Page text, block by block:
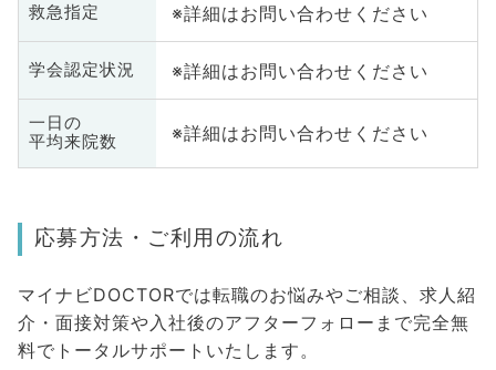
救急指定 ※詳細はお問い合わせください
学会認定状況 ※詳細はお問い合わせください
一日の
平均来院数
※詳細はお問い合わせください
応募方法・ご利用の流れ
マイナビDOCTORでは転職のお悩みやご相談、求人紹
介・面接対策や入社後のアフターフォローまで完全無
料でトータルサポートいたします。